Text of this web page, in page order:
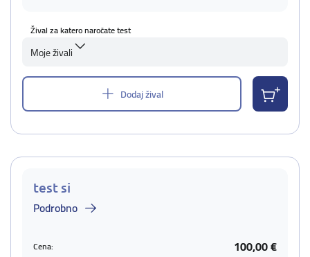
Žival za katero naročate test
Moje živali
Dodaj žival
test si
Podrobno
Cena: 100,00 €